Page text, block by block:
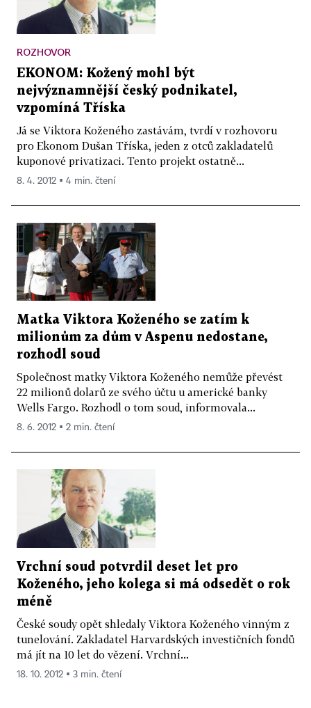
ROZHOVOR
EKONOM: Kožený mohl být
nejvýznamnější český podnikatel,
vzpomíná Tříska
Já se Viktora Koženého zastávám, tvrdí v rozhovoru
pro Ekonom Dušan Tříska, jeden z otců zakladatelů
kuponové privatizaci. Tento projekt ostatně...
8. 4. 2012 ▪ 4 min. čtení
Matka Viktora Koženého se zatím k
milionům za dům v Aspenu nedostane,
rozhodl soud
Společnost matky Viktora Koženého nemůže převést
22 milionů dolarů ze svého účtu u americké banky
Wells Fargo. Rozhodl o tom soud, informovala...
8. 6. 2012 ▪ 2 min. čtení
Vrchní soud potvrdil deset let pro
Koženého, jeho kolega si má odsedět o rok
méně
České soudy opět shledaly Viktora Koženého vinným z
tunelování. Zakladatel Harvardských investičních fondů
má jít na 10 let do vězení. Vrchní...
18. 10. 2012 ▪ 3 min. čtení